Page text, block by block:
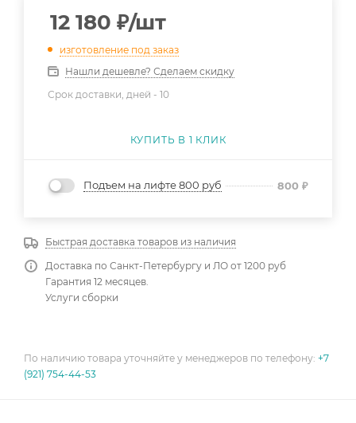
12 180 ₽/шт
изготовление под заказ
Нашли дешевле? Сделаем скидку
Срок доставки, дней - 10
КУПИТЬ В 1 КЛИК
Подъем на лифте 800 руб 800 ₽
Быстрая доставка товаров из наличия
Доставка по Санкт-Петербургу и ЛО от 1200 руб
Гарантия 12 месяцев.
Услуги сборки
По наличию товара уточняйте у менеджеров по телефону: +7
(921) 754-44-53